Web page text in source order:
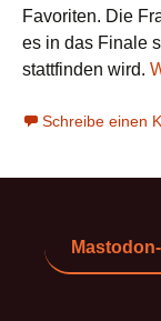
Favoriten. Die
es in das Finale
stattfinden wird.
Schreibe einen